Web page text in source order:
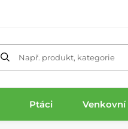
Např. produkt, kategorie
Ptáci